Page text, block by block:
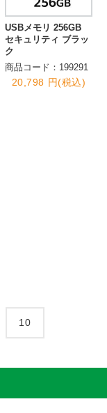
USBメモリ 256GB
セキュリティ ブラッ
ク
商品コード：199291
20,798 円(税込)
10